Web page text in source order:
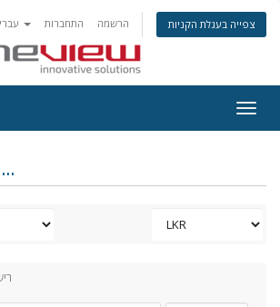
התחברות הרשמה צפייה בעגלת הקניות
בחרו